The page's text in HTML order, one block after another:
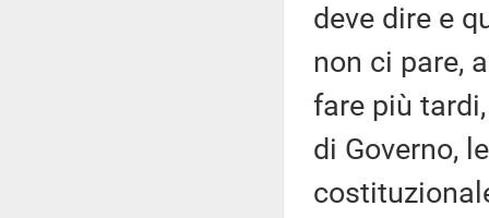
deve dire e
non ci pare,
fare più
di Governo,